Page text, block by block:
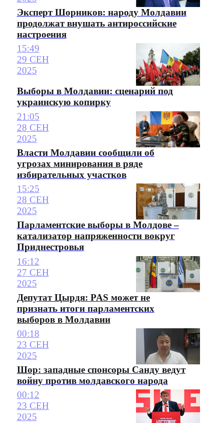
Эксперт Шорников: народу Молдавии
продолжат внушать антироссийские
настроения
15:49
29 СЕН
2025
Выборы в Молдавии: сценарий под
украинскую копирку
21:05
28 СЕН
2025
Власти Молдавии сообщили об
угрозах минирования в ряде
избирательных участков
15:25
28 СЕН
2025
Парламентские выборы в Молдове –
катализатор напряженности вокруг
Приднестровья
16:12
27 СЕН
2025
Депутат Цырдя: PAS может не
признать итоги парламентских
выборов в Молдавии
00:18
23 СЕН
2025
Шор: западные спонсоры Санду ведут
войну против молдавского народа
00:12
23 СЕН
2025